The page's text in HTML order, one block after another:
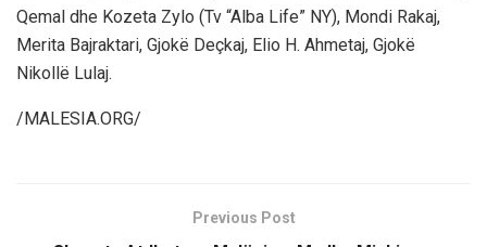
Qemal dhe Kozeta Zylo (Tv “Alba Life” NY), Mondi Rakaj,
Merita Bajraktari, Gjokë Deçkaj, Elio H. Ahmetaj, Gjokë
Nikollë Lulaj.
/MALESIA.ORG/
Previous Post